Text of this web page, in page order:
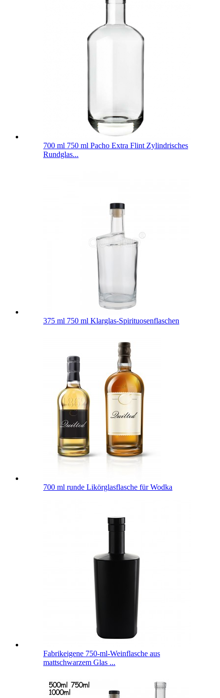
700 ml 750 ml Pacho Extra Flint Zylindrisches
Rundglas...
375 ml 750 ml Klarglas-Spirituosenflaschen
700 ml runde Likörglasflasche für Wodka
Fabrikeigene 750-ml-Weinflasche aus
mattschwarzem Glas ...